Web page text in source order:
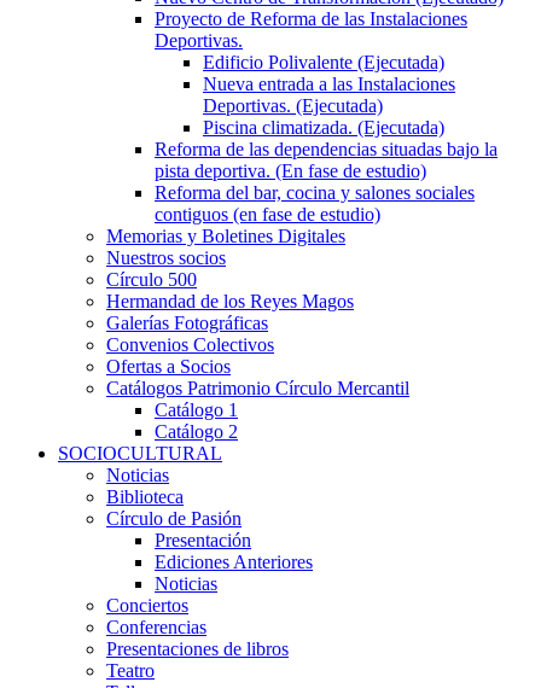
Proyecto de Reforma de las Instalaciones
Deportivas.
Edificio Polivalente (Ejecutada)
Nueva entrada a las Instalaciones
Deportivas. (Ejecutada)
Piscina climatizada. (Ejecutada)
Reforma de las dependencias situadas bajo la
pista deportiva. (En fase de estudio)
Reforma del bar, cocina y salones sociales
contiguos (en fase de estudio)
Memorias y Boletines Digitales
Nuestros socios
Círculo 500
Hermandad de los Reyes Magos
Galerías Fotográficas
Convenios Colectivos
Ofertas a Socios
Catálogos Patrimonio Círculo Mercantil
Catálogo 1
Catálogo 2
SOCIOCULTURAL
Noticias
Biblioteca
Círculo de Pasión
Presentación
Ediciones Anteriores
Noticias
Conciertos
Conferencias
Presentaciones de libros
Teatro